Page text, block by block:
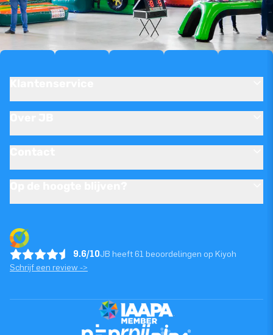
9.6/10JB heeft 61 beoordelingen op Kiyoh
Schrijf een review ->